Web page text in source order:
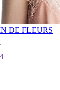
DE FLEURS